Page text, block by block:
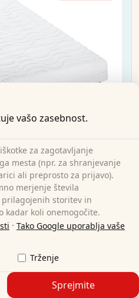
80x200 cm H2/H3 Twin
80 x 200 cm
Hladna pena
15 cm
vašo zasebnost.
za zagotavljanje
mesta (npr. za shranjevanje
ali preprosto za prijavo).
merjenje števila
prilagojenih storitev in
kadar koli onemogočite.
· Tako Google uporablja vaše
Trženje
Sprejmite